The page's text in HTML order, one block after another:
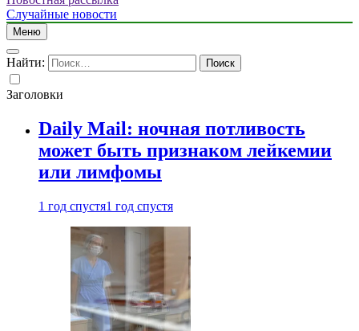
Случайные новости
Меню
Найти:
Заголовки
Daily Mail: ночная потливость
может быть признаком лейкемии
или лимфомы
1 год спустя1 год спустя